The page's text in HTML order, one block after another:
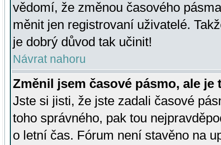
vědomí, že změnou časového
měnit jen registrovaní uživatelé.
je dobrý důvod tak učinit!
Návrat nahoru
Změnil jsem časové pásmo, ale je
Jste si jisti, že jste zadali časové
toho správného, pak tou
o letní čas. Fórum není stavěno na